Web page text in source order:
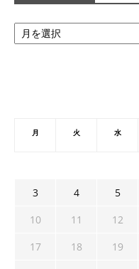
ア
ー
月 火 水
3
4 5
10
11 12
17
18 19